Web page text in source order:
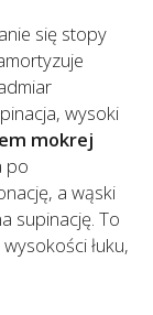
się stopy
wysoki
mokrej
po
a wąski
supinację. To
łuku,